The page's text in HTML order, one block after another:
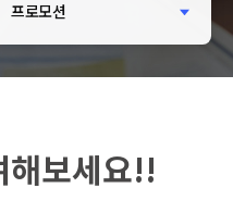
프로모션
해보세요!!